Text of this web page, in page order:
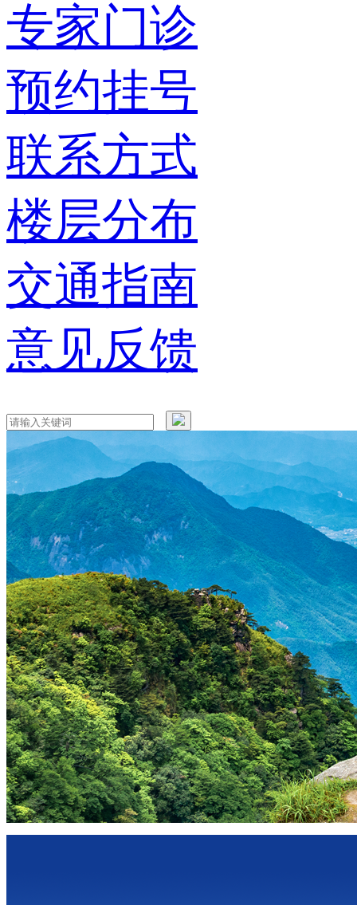
专家门诊
预约挂号
联系方式
楼层分布
交通指南
意见反馈